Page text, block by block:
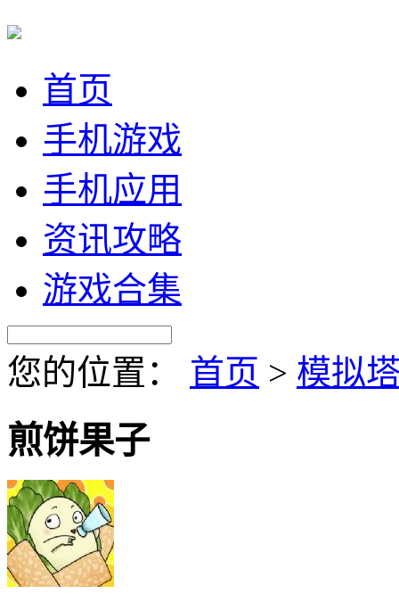
首页
手机游戏
手机应用
资讯攻略
游戏合集
您的位置： 首页 > 模拟
煎饼果子